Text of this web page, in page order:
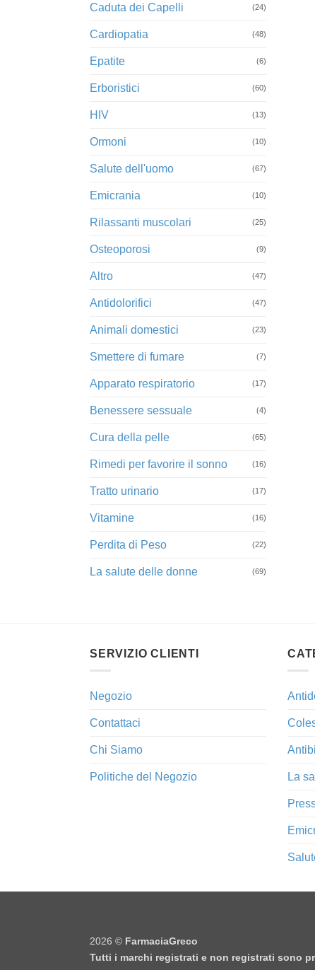
Caduta dei Capelli (24)
Cardiopatia (48)
Epatite (6)
Erboristici (60)
HIV (13)
Ormoni (10)
Salute dell'uomo (67)
Emicrania (10)
Rilassanti muscolari (25)
Osteoporosi (9)
Altro (47)
Antidolorifici (47)
Animali domestici (23)
Smettere di fumare (7)
Apparato respiratorio (17)
Benessere sessuale (4)
Cura della pelle (65)
Rimedi per favorire il sonno (16)
Tratto urinario (17)
Vitamine (16)
Perdita di Peso (22)
La salute delle donne (69)
SERVIZIO CLIENTI
Negozio
Contattaci
Chi Siamo
Politiche del Negozio La
2026 © FarmaciaGreco
Tutti i marchi registrati e non registrati sono